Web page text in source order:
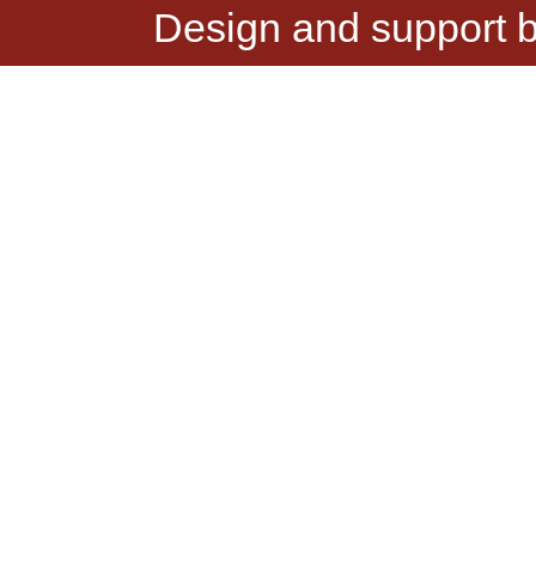
Design and support